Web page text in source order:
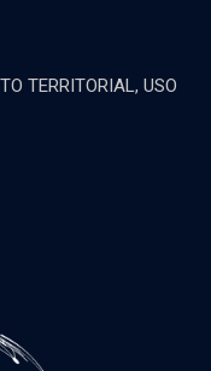
TERRITORIAL, USO